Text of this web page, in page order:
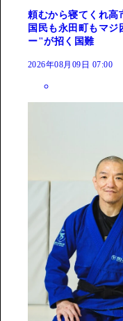
頼むから寝てくれ
国民も永田町もマ
ー"が招く国難
2026年08月09日 07:00